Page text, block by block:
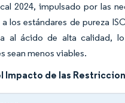
2024, impulsado por las
los estándares de pureza
al ácido de alta calidad,
sean menos viables.
Impacto de las